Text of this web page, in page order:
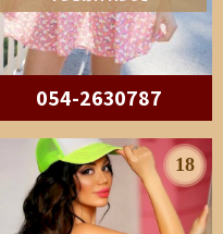
054-2630787
18